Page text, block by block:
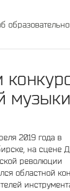
музыки
2019 года в
на сцене
революции
областной